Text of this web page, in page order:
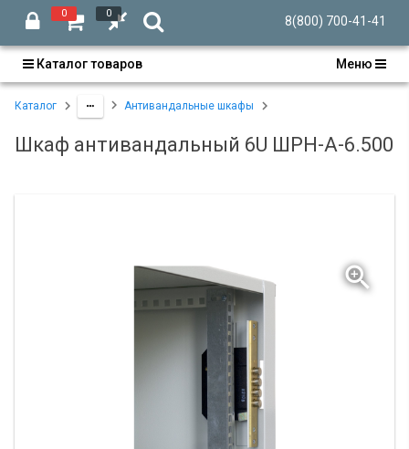
0 0
8(800) 700-41-41
Каталог товаров Меню
Каталог Антивандальные шкафы
Шкаф антивандальный 6U ШРН-А-6.500